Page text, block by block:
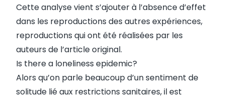
Cette analyse vient s’ajouter à l’absence d’effet
dans les reproductions des autres expériences,
reproductions qui ont été réalisées par les
auteurs de l’article original.
Is there a loneliness epidemic?
Alors qu’on parle beaucoup d’un sentiment de
solitude lié aux restrictions sanitaires, il est